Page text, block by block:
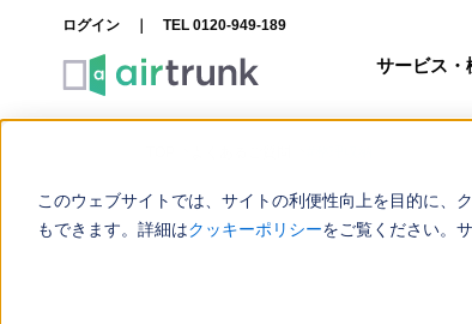
このウェブサイトでは、サイトの利便性向上を目的に、
もできます。詳細はクッキーポリシーをご覧ください。
ス
ログイン TEL 0120-949-189
サービス・